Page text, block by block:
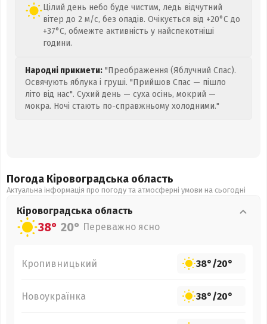
Цілий день небо буде чистим, ледь відчутний
вітер до 2 м/с, без опадів. Очікується від +20°C до
+37°C, обмежте активність у найспекотніші
години.
Народні прикмети: "Преображення (Яблучний Спас).
Освячують яблука і груші. "Прийшов Спас — пішло
літо від нас". Сухий день — суха осінь, мокрий —
мокра. Ночі стають по-справжньому холодними."
Погода Кіровоградська область
Актуальна інформація про погоду та атмосферні умови на сьогодні
Кіровоградська область
38° 20° Переважно ясно
Кропивницький 38°/20°
Новоукраїнка 38°/20°